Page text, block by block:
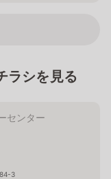
ラシを見る
センター
3